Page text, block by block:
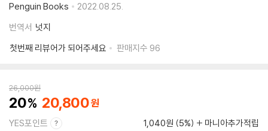
Penguin Books
2022.08.25.
번역서 넛지
첫번째 리뷰어가 되어주세요
판매지수 96
26,000원
20 20,800
YES포인트 1,040원 (5%) 마니아추가적립